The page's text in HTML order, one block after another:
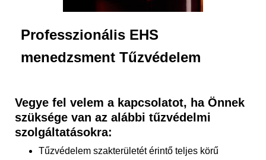
Professzionális EHS
menedzsment Tűzvédelem
Vegye fel velem a kapcsolatot, ha Önnek
szüksége van az alábbi tűzvédelmi
szolgáltatásokra:
Tűzvédelem szakterületét érintő teljes körű